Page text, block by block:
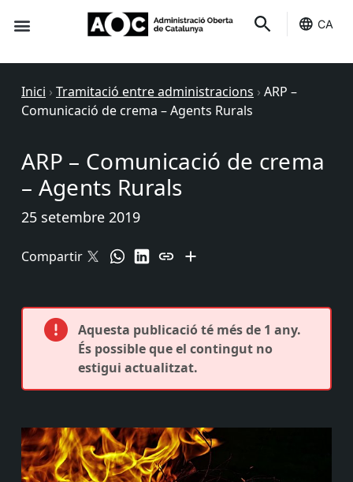
CA
Inici › Tramitació entre administracions › ARP –
Comunicació de crema – Agents Rurals
ARP – Comunicació de crema
– Agents Rurals
25 setembre 2019
Compartir
Aquesta publicació té més de 1 any.
És possible que el contingut no
estigui actualitzat.